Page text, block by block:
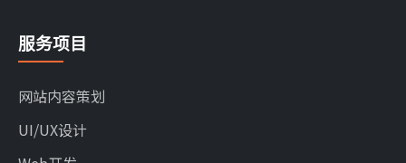
服务项目
网站内容策划
UI/UX设计